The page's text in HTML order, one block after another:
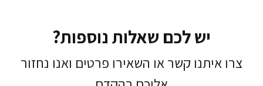
יש לכם שאלות נוספות?
צרו איתנו קשר או השאירו פרטים ואנו נחזור